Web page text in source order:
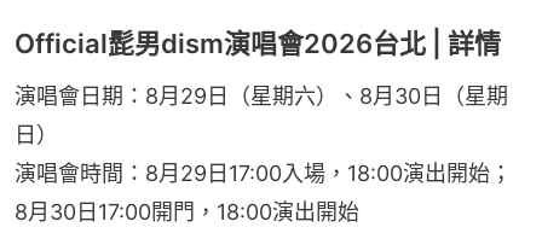
Official髭男dism演唱會2026台北 | 詳情
演唱會日期：8月29日（星期六）、8月30日（星期
日）
演唱會時間：8月29日17:00入場，18:00演出開始；
8月30日17:00開門，18:00演出開始